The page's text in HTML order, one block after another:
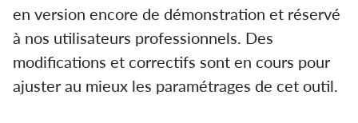
en version encore de démonstration et réservé
à nos utilisateurs professionnels. Des
modifications et correctifs sont en cours pour
ajuster au mieux les paramétrages de cet outil.